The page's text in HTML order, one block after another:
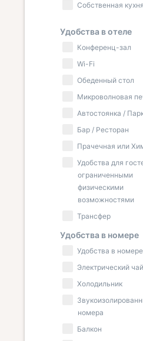
Собственная кухня
Удобства в отеле
Конференц-зал
Wi-Fi
Обеденный стол
Микроволновая
Автостоянка /
Бар / Ресторан
Прачечная или
Удобства для
ограниченными
физическими
возможностями
Трансфер
Удобства в номере
Удобства в номере
Электрический
Холодильник
номера
Балкон